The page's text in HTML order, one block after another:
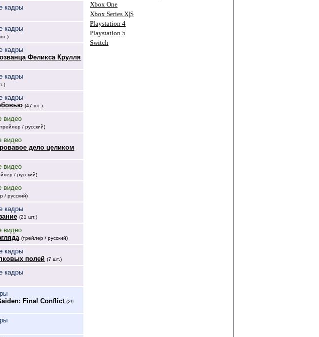
кадры
кадры
кадры
Феликса Крулля
кадры
кадры
(47 шт.)
видео
/ русский)
видео
дело целиком
видео
/ русский)
видео
/ русский)
кадры
(21 шт.)
видео
(трейлер / русский)
кадры
полей (7 шт.)
кадры
Final Conflict (29
Xbox One
Xbox Series X|S
Playstation 4
Playstation 5
Switch